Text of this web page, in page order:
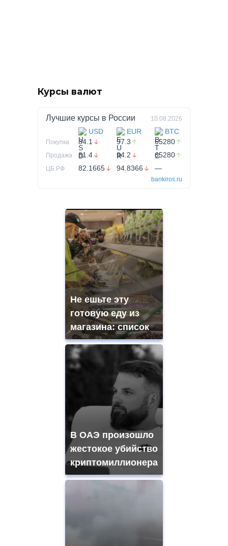
Курсы валют
Лучшие курсы в России 10.08.2026
USD EUR BTC
Покупка 84.1 97.3 65280
Продажа 81.4 94.2 65280
ЦБ РФ 82.1665 94.8366 —
bankiros.ru
Не ешьте эту
готовую еду из
магазина: список
В ОАЭ произошло
жестокое убийство
криптомиллионера